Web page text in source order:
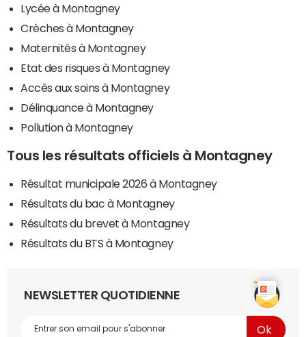
Lycée à Montagney
Crèches à Montagney
Maternités à Montagney
Etat des risques à Montagney
Accès aux soins à Montagney
Délinquance à Montagney
Pollution à Montagney
Tous les résultats officiels à Montagney
Résultat municipale 2026 à Montagney
Résultats du bac à Montagney
Résultats du brevet à Montagney
Résultats du BTS à Montagney
NEWSLETTER QUOTIDIENNE